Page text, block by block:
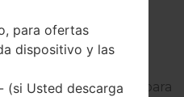
Duos →
de firmware para
para ofertas
dispositivo y las
(si Usted descarga